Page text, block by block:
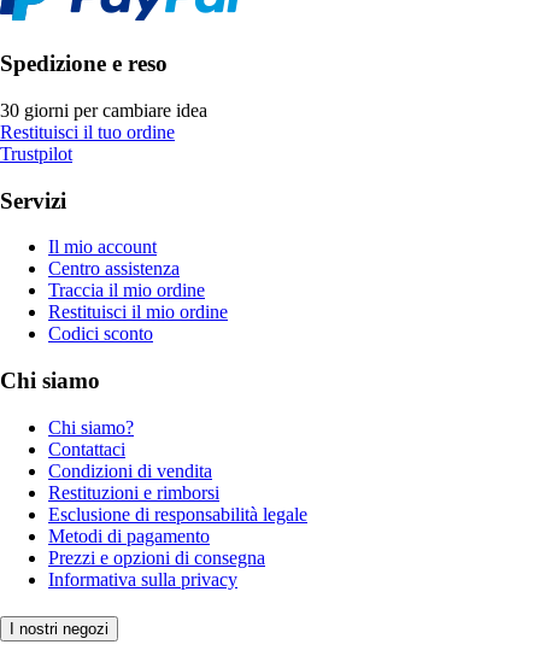
Spedizione e reso
30 giorni per cambiare idea
Restituisci il tuo ordine
Trustpilot
Servizi
Il mio account
Centro assistenza
Traccia il mio ordine
Restituisci il mio ordine
Codici sconto
Chi siamo
Chi siamo?
Contattaci
Condizioni di vendita
Restituzioni e rimborsi
Esclusione di responsabilità legale
Metodi di pagamento
Prezzi e opzioni di consegna
Informativa sulla privacy
I nostri negozi